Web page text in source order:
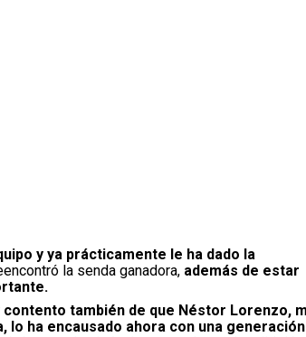
y ya prácticamente le ha dado la
la senda ganadora, además de estar
contento también de que Néstor Lorenzo,
ha encausado ahora con una generación